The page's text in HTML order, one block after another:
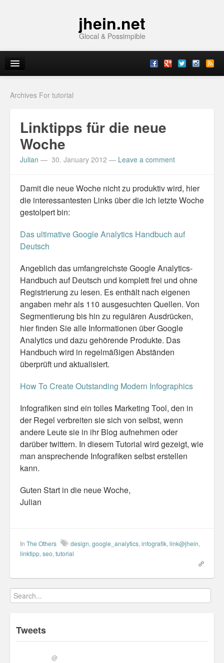
jhein.net
Glocal & Possimpible
Home
Archive
Sitemap
Imprint
Misc
Business Server Cashflow
Design is how it works
The Others
Money Makes The World Go Round
GTD and shit
Smarty-Pants
Vorsprung durch Technik
Wild Stuff
Psychos
Personal
Travel
Sideblog
Archives For tutorial
Linktipps für die neue
Woche
Julian — 30. January 2012 — Leave a comment
Damit die neue Woche nicht zu produktiv wird, hier
die interessantesten Links über die ich letzte Woche
gestolpert bin:
Das ultimative Google Analytics Handbuch auf
Deutsch
Angeblich das umfangreichste Google Analytics-
Handbuch auf Deutsch und komplett frei und ohne
Registrierung zu lesen. Es enthält nach eigenen
angaben mehr als 110 ausgesuchten Quellen. Von
Segmentierung bis hin zu regulären Ausdrücken,
hier finden Sie alle Informationen über Google
Analytics und dazu gehörende Produkte. Das
Handbuch wird in regelmäßigen Abständen
überprüft und aktualisiert.
How To Create Outstanding Modern Infographics
Infografiken sind ein tolles Marketing Tool, den in
der Regel verbreiten sie sich von selbst, wenn
andere Leute sie in ihr Blog aufnehmen oder
darüber twittern. In diesem Tutorial wird gezeigt, wie
man ansprechende Infografiken selbst erstellen
kann.
Guten Start in die neue Woche,
Julian
In The Others design, google_analytics, infografik, link@jhein,
linktipp, seo, tutorial
Tweets
@